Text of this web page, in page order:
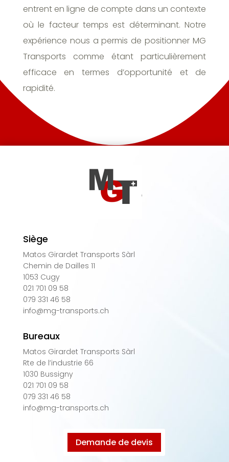
entrent en ligne de compte dans un contexte
où le facteur temps est déterminant. Notre
expérience nous a permis de positionner MG
Transports comme étant particulièrement
efficace en termes d’opportunité et de
rapidité.
Siège
Matos Girardet Transports Sàrl
Chemin de Dailles 11
1053 Cugy
021 701 09 58
079 331 46 58
info@mg-transports.ch
Bureaux
Matos Girardet Transports Sàrl
Rte de l’industrie 66
1030 Bussigny
021 701 09 58
079 331 46 58
info@mg-transports.ch
Demande de devis